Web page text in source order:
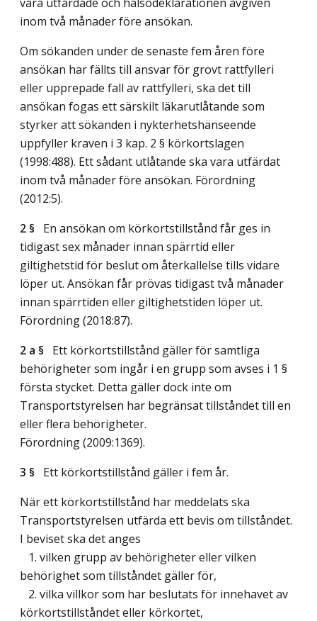
inom två månader före ansökan.
Om sökanden under de senaste fem åren före
ansökan har fällts till ansvar för grovt rattfylleri
eller upprepade fall av rattfylleri, ska det till
ansökan fogas ett särskilt läkarutlåtande som
styrker att sökanden i nykterhetshänseende
uppfyller kraven i 3 kap. 2 § körkortslagen
(1998:488). Ett sådant utlåtande ska vara utfärdat
inom två månader före ansökan. Förordning
(2012:5).
2 § En ansökan om körkortstillstånd får ges in
tidigast sex månader innan spärrtid eller
giltighetstid för beslut om återkallelse tills vidare
löper ut. Ansökan får prövas tidigast två månader
innan spärrtiden eller giltighetstiden löper ut.
Förordning (2018:87).
2 a § Ett körkortstillstånd gäller för samtliga
behörigheter som ingår i en grupp som avses i 1 §
första stycket. Detta gäller dock inte om
Transportstyrelsen har begränsat tillståndet till en
eller flera behörigheter.
Förordning (2009:1369).
3 § Ett körkortstillstånd gäller i fem år.
När ett körkortstillstånd har meddelats ska
Transportstyrelsen utfärda ett bevis om tillståndet.
I beviset ska det anges
1. vilken grupp av behörigheter eller vilken
behörighet som tillståndet gäller för,
2. vilka villkor som har beslutats för innehavet av
körkortstillståndet eller körkortet,